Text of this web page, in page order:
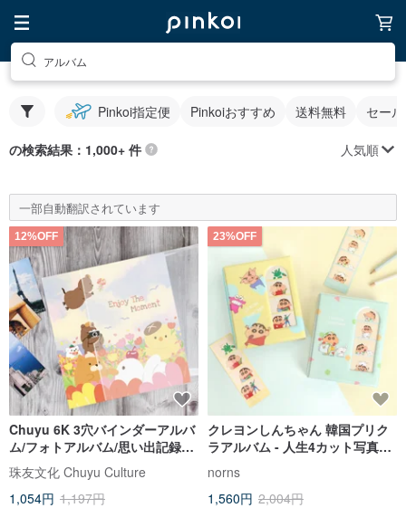
アルバム
Pinkoi指定便 Pinkoiおすすめ 送料無料 セー
の検索結果：1,000+ 件 人気順
一部自動翻訳されています
12%OFF
Chuyu 6K 3穴バインダーアルバ
ム/フォトアルバム/思い出記録
帳/4x6サイズの写真を60枚収納
可能
珠友文化 Chuyu Culture
1,054円 1,197円
23%OFF
クレヨンしんちゃん 韓国プリク
ラアルバム - 人生4カット写真集
norns
1,560円 2,004円